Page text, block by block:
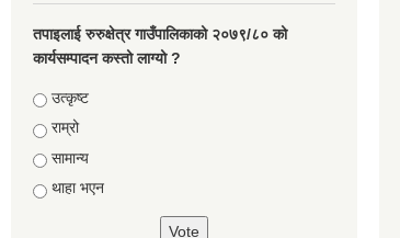
तपाइलाई रुरुक्षेत्र गाउँपालिकाको २०७९/८० को
कार्यसम्पादन कस्तो लाग्यो ?
Choices
उत्कृष्ट
राम्रो
सामान्य
थाहा भएन